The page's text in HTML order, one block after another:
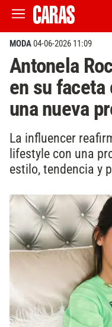
MODA04-06-2026 11:09
Antonela
en su
una nueva
La influencer
lifestyle con una
estilo, tendencia y